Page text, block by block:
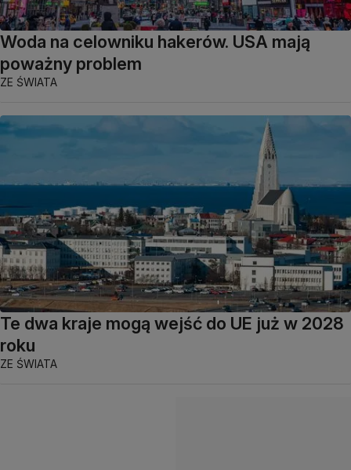
Woda na celowniku hakerów. USA mają
poważny problem
ZE ŚWIATA
Te dwa kraje mogą wejść do UE już w 2028
roku
ZE ŚWIATA